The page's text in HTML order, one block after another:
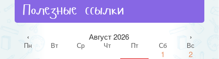
Полезные ссылки
‹ Август 2026 ›
Пн Вт Ср Чт Пт Сб Вс
1
2